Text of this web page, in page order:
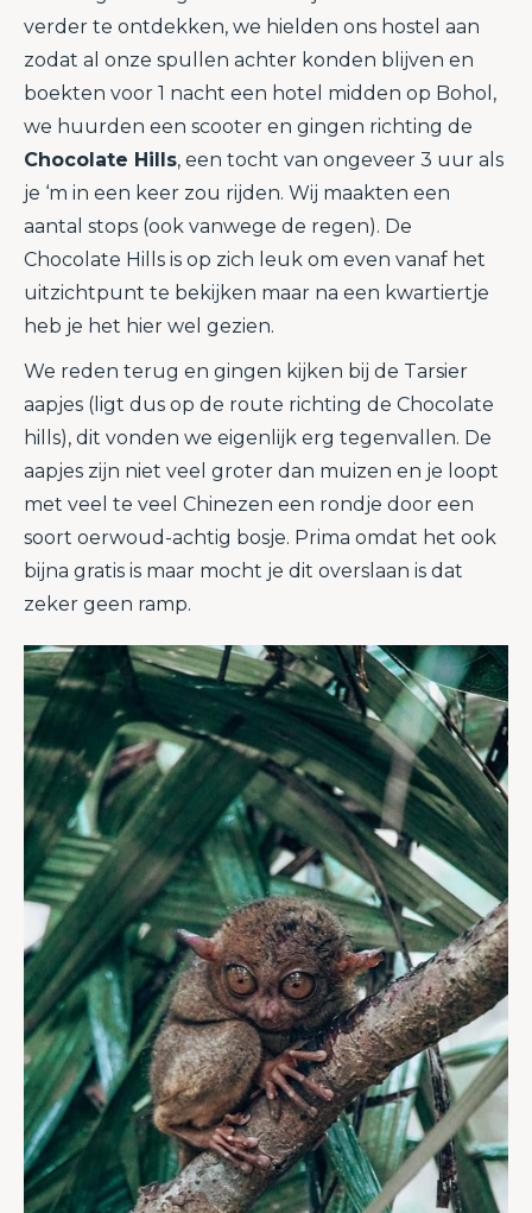
verder te ontdekken, we hielden ons hostel aan
zodat al onze spullen achter konden blijven en
boekten voor 1 nacht een hotel midden op Bohol,
we huurden een scooter en gingen richting de
Chocolate Hills, een tocht van ongeveer 3 uur als
je ‘m in een keer zou rijden. Wij maakten een
aantal stops (ook vanwege de regen). De
Chocolate Hills is op zich leuk om even vanaf het
uitzichtpunt te bekijken maar na een kwartiertje
heb je het hier wel gezien.
We reden terug en gingen kijken bij de Tarsier
aapjes (ligt dus op de route richting de Chocolate
hills), dit vonden we eigenlijk erg tegenvallen. De
aapjes zijn niet veel groter dan muizen en je loopt
met veel te veel Chinezen een rondje door een
soort oerwoud-achtig bosje. Prima omdat het ook
bijna gratis is maar mocht je dit overslaan is dat
zeker geen ramp.